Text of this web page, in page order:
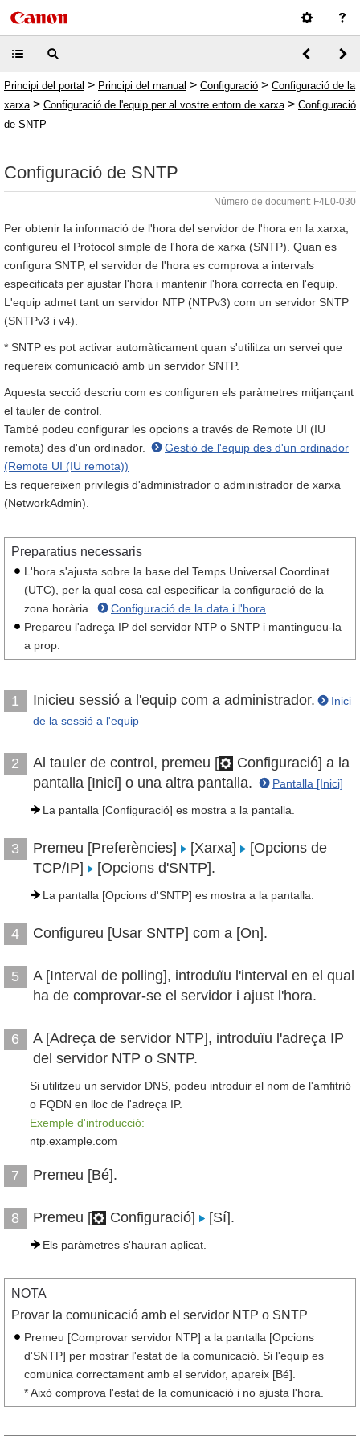
Principi del portal > Principi del manual > Configuració > Configuració de la
xarxa > Configuració de l'equip per al vostre entorn de xarxa > Configuració
de SNTP
Configuració de SNTP
Número de document: F4L0-030
Per obtenir la informació de l'hora del servidor de l'hora en la xarxa,
configureu el Protocol simple de l'hora de xarxa (SNTP). Quan es
configura SNTP, el servidor de l'hora es comprova a intervals
especificats per ajustar l'hora i mantenir l'hora correcta en l'equip.
L'equip admet tant un servidor NTP (NTPv3) com un servidor SNTP
(SNTPv3 i v4).
* SNTP es pot activar automàticament quan s'utilitza un servei que
requereix comunicació amb un servidor SNTP.
Aquesta secció descriu com es configuren els paràmetres mitjançant
el tauler de control.
També podeu configurar les opcions a través de Remote UI (IU
remota) des d'un ordinador.
Gestió de l'equip des d'un ordinador
(Remote UI (IU remota))
Es requereixen privilegis d'administrador o administrador de xarxa
(NetworkAdmin).
Preparatius necessaris
L'hora s'ajusta sobre la base del Temps Universal Coordinat
(UTC), per la qual cosa cal especificar la configuració de la
zona horària.
Configuració de la data i l'hora
Prepareu l'adreça IP del servidor NTP o SNTP i mantingueu-la
a prop.
1 Inicieu sessió a l'equip com a administrador.
Inici
de la sessió a l'equip
2 Al tauler de control, premeu [
Configuració] a la
pantalla [Inici] o una altra pantalla.
Pantalla [Inici]
La pantalla [Configuració] es mostra a la pantalla.
3 Premeu [Preferències] [Xarxa]
[Opcions de
TCP/IP]
[Opcions d'SNTP].
La pantalla [Opcions d'SNTP] es mostra a la pantalla.
4 Configureu [Usar SNTP] com a [On].
5
A [Interval de polling], introduïu l'interval en el qual
ha de comprovar-se el servidor i ajust l'hora.
6
A [Adreça de servidor NTP], introduïu l'adreça IP
del servidor NTP o SNTP.
Si utilitzeu un servidor DNS, podeu introduir el nom de l'amfitrió
o FQDN en lloc de l'adreça IP.
Exemple d'introducció:
ntp.example.com
7 Premeu [Bé].
8 Premeu [ Configuració] [Sí].
Els paràmetres s'hauran aplicat.
NOTA
Provar la comunicació amb el servidor NTP o SNTP
Premeu [Comprovar servidor NTP] a la pantalla [Opcions
d'SNTP] per mostrar l'estat de la comunicació. Si l'equip es
comunica correctament amb el servidor, apareix [Bé].
* Això comprova l'estat de la comunicació i no ajusta l'hora.